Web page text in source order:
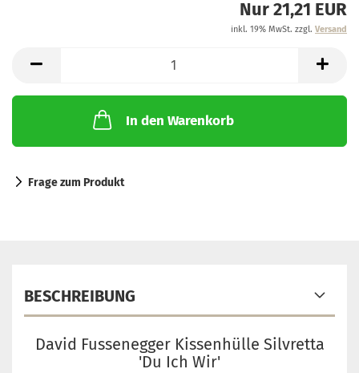
Nur 21,21 EUR
inkl. 19% MwSt. zzgl. Versand
In den Warenkorb
Frage zum Produkt
BESCHREIBUNG
David Fussenegger Kissenhülle Silvretta
'Du Ich Wir'